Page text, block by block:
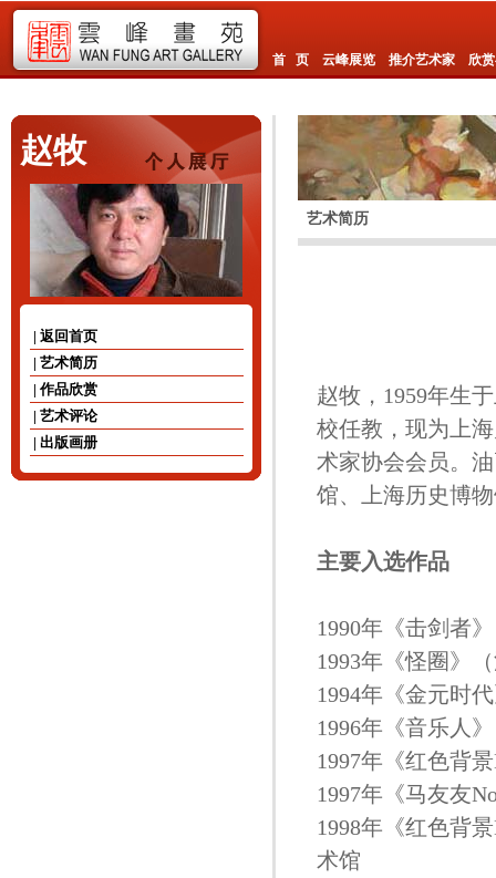
首 页 云峰展览 推介艺术家 欣
赵牧
| 返回首页
| 艺术简历
| 作品欣赏
| 艺术评论
| 出版画册
艺术简历
赵牧，1959年生
校任教，现为上
术家协会会员。
馆、上海历史博
主要入选作品
1990年《击剑者
1993年《怪圈》
1994年《金元时
1996年《音乐人
1997年《红色背
1997年《马友友
1998年《红色背
术馆